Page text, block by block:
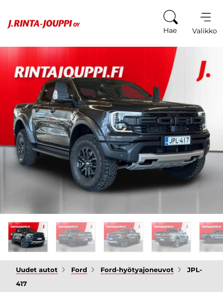
Hae Valikko
Uudet autot Ford Ford-hyötyajoneuvot
JPL-
417